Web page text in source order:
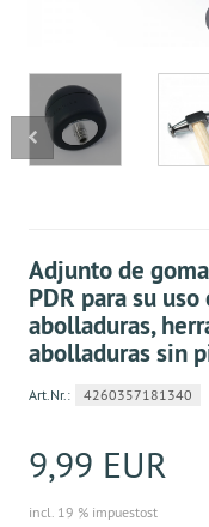
Adjunto de
PDR para su
abolladuras,
abolladuras sin
Art.Nr.: 4260357181340
9,99 EUR
incl. 19 % impuestost